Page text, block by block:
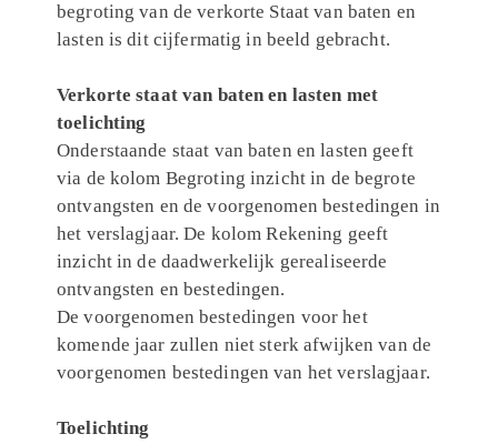
begroting van de verkorte Staat van baten en
lasten is dit cijfermatig in beeld gebracht.
Verkorte staat van baten en lasten met
toelichting
Onderstaande staat van baten en lasten geeft
via de kolom Begroting inzicht in de begrote
ontvangsten en de voorgenomen bestedingen in
het verslagjaar. De kolom Rekening geeft
inzicht in de daadwerkelijk gerealiseerde
ontvangsten en bestedingen.
De voorgenomen bestedingen voor het
komende jaar zullen niet sterk afwijken van de
voorgenomen bestedingen van het verslagjaar.
Toelichting